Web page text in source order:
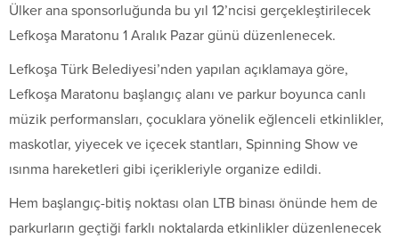
Ülker ana sponsorluğunda bu yıl 12’ncisi gerçekleştirilecek
Lefkoşa Maratonu 1 Aralık Pazar günü düzenlenecek.
Lefkoşa Türk Belediyesi’nden yapılan açıklamaya göre,
Lefkoşa Maratonu başlangıç alanı ve parkur boyunca canlı
müzik performansları, çocuklara yönelik eğlenceli etkinlikler,
maskotlar, yiyecek ve içecek stantları, Spinning Show ve
ısınma hareketleri gibi içerikleriyle organize edildi.
Hem başlangıç-bitiş noktası olan LTB binası önünde hem de
parkurların geçtiği farklı noktalarda etkinlikler düzenlenecek